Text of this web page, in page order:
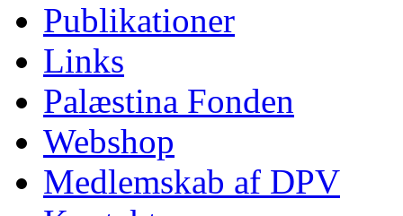
Publikationer
Links
Palæstina Fonden
Webshop
Medlemskab af DPV